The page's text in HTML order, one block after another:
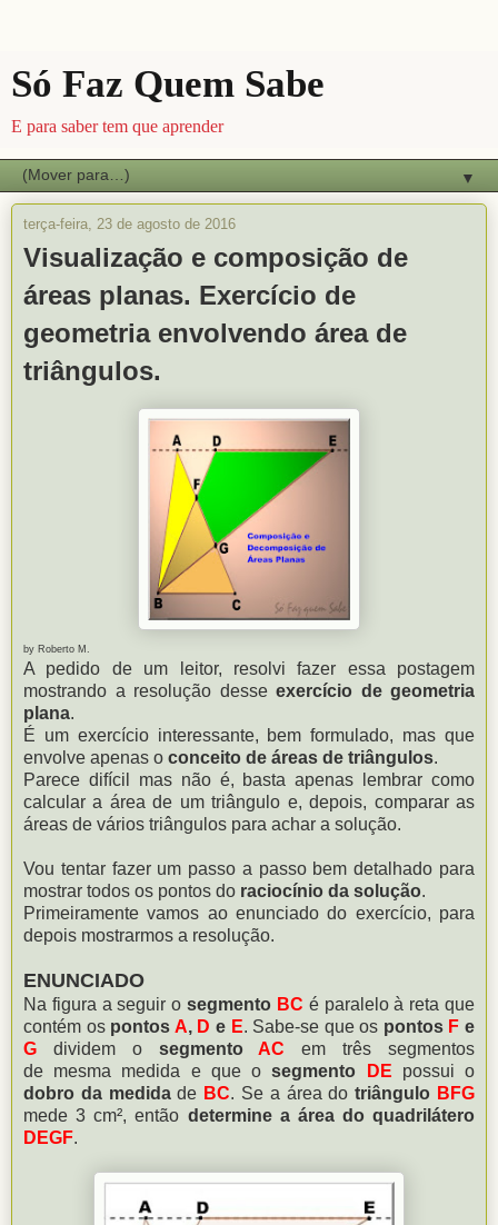
Só Faz Quem Sabe
E para saber tem que aprender
▼
terça-feira, 23 de agosto de 2016
Visualização e composição de
áreas planas. Exercício de
geometria envolvendo área de
triângulos.
by Roberto M.
A pedido de um leitor, resolvi fazer essa postagem
mostrando a resolução desse exercício de geometria
plana.
É um exercício interessante, bem formulado, mas que
envolve apenas o conceito de áreas de triângulos.
Parece difícil mas não é, basta apenas lembrar como
calcular a área de um triângulo e, depois, comparar as
áreas de vários triângulos para achar a solução.
Vou tentar fazer um passo a passo bem detalhado para
mostrar todos os pontos do raciocínio da solução.
Primeiramente vamos ao enunciado do exercício, para
depois mostrarmos a resolução.
ENUNCIADO
Na figura a seguir osegmento BC é paralelo à reta que
contém os pontos A, D e E. Sabe-se que os pontos F e
G dividem o segmento AC em três segmentos
de mesma medida e que osegmento DE possui o
dobro da medidade BC. Se a área dotriângulo BFG
mede 3 cm², então determine a área do quadrilátero
DEGF.